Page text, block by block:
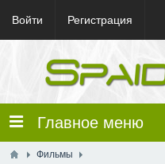
Войти Регистрация
Главное меню
Фильмы